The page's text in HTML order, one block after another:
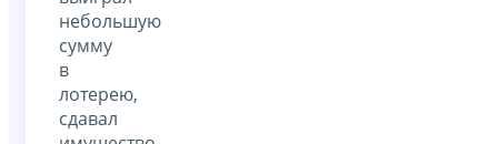
небольшую
сумму
в
лотерею,
сдавал